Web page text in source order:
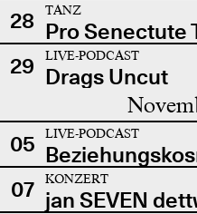
28
TANZ
Pro Senectute
29
LIVE-PODCAST
Drags Uncut
05 LIVE-PODCAST
07
KONZERT
jan SEVEN